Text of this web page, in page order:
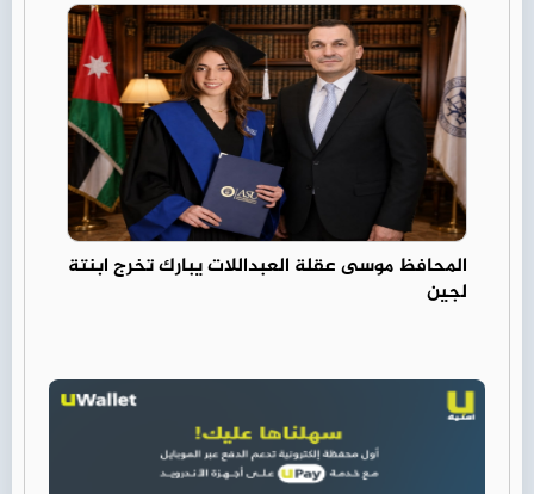
المحافظ موسى عقلة العبداللات يبارك تخرج ابنتة
لجين